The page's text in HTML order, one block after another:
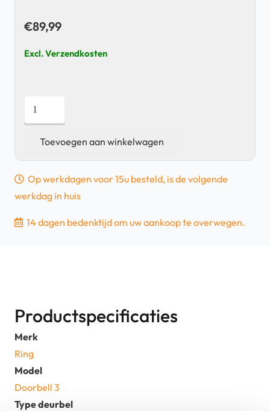
€89,99
Excl. Verzendkosten
Ring
Battery
Video
Zilver
Toevoegen aan winkelwagen
Op werkdagen voor 15u besteld, is de volgende
werkdag in huis
14 dagen bedenktijd om uw aankoop te overwegen.
Productspecificaties
Merk
Ring
Model
Doorbell 3
Type deurbel